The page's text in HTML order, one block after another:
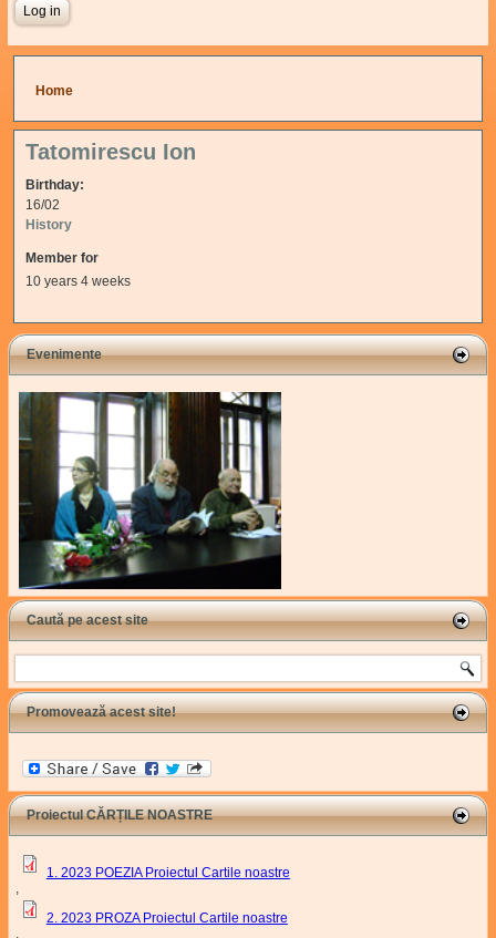
You are here
Home
Tatomirescu Ion
Birthday:
16/02
History
Member for
10 years 4 weeks
Evenimente
Caută pe acest site
Search
Promovează acest site!
Proiectul CĂRȚILE NOASTRE
1. 2023 POEZIA Proiectul Cartile noastre
,
2. 2023 PROZA Proiectul Cartile noastre
,